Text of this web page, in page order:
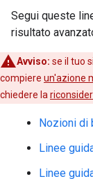
Segui queste
risultato
Avviso: se il tuo
compiere un'azione
chiedere la
Nozioni di
Linee
Linee